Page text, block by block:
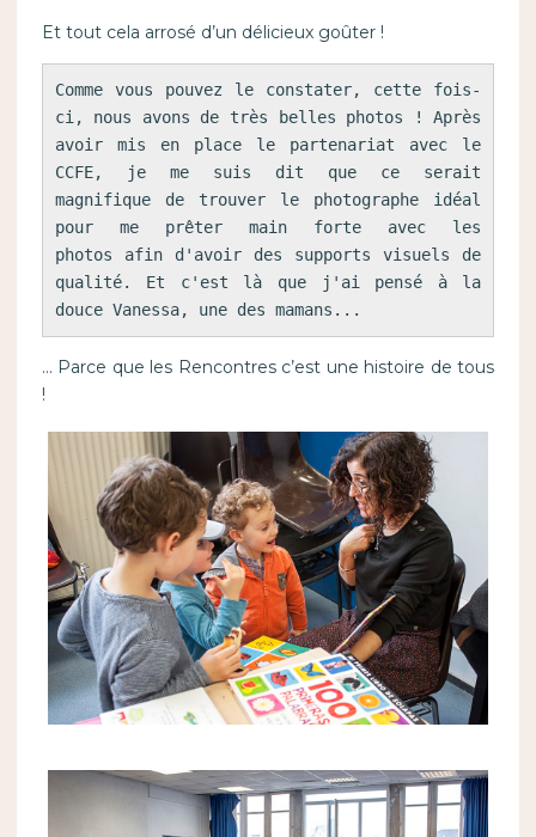
Et tout cela arrosé d’un délicieux goûter !
Comme vous pouvez le constater, cette fois-
ci, nous avons de très belles photos ! Après
avoir mis en place le partenariat avec le
CCFE, je me suis dit que ce serait
magnifique de trouver le photographe idéal
pour me prêter main forte avec les
photos afin d'avoir des supports visuels de
qualité. Et c'est là que j'ai pensé à la
douce Vanessa, une des mamans...
… Parce que les Rencontres c’est une histoire de tous
!